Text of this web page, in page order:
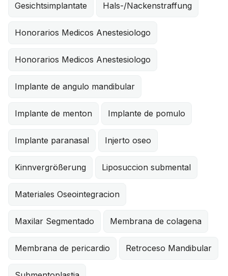
Gesichtsimplantate Hals-/Nackenstraffung
Honorarios Medicos Anestesiologo
Honorarios Medicos Anestesiologo
Implante de angulo mandibular
Implante de menton Implante de pomulo
Implante paranasal Injerto oseo
Kinnvergrößerung Liposuccion submental
Materiales Oseointegracion
Maxilar Segmentado Membrana de colagena
Membrana de pericardio Retroceso Mandibular